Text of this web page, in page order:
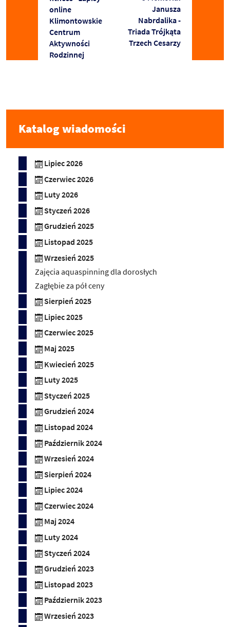
online
Klimontowskie
Centrum
Aktywności
Rodzinnej
Janusza
Nabrdalika -
Triada Trójkąta
Trzech Cesarzy
Katalog wiadomości
Lipiec 2026
Czerwiec 2026
Luty 2026
Styczeń 2026
Grudzień 2025
Listopad 2025
Wrzesień 2025
Zajęcia aquaspinning dla dorosłych
Zagłębie za pół ceny
Sierpień 2025
Lipiec 2025
Czerwiec 2025
Maj 2025
Kwiecień 2025
Luty 2025
Styczeń 2025
Grudzień 2024
Listopad 2024
Październik 2024
Wrzesień 2024
Sierpień 2024
Lipiec 2024
Czerwiec 2024
Maj 2024
Luty 2024
Styczeń 2024
Grudzień 2023
Listopad 2023
Październik 2023
Wrzesień 2023